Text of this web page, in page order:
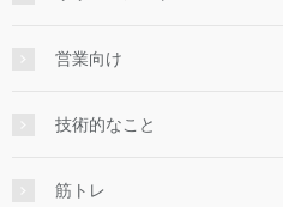
営業向け
技術的なこと
筋トレ